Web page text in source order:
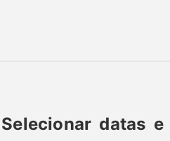
Selecionar datas e